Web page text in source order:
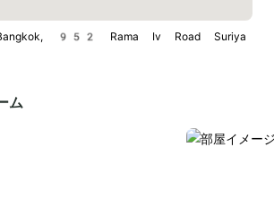
952 Rama Iv Road Suriya
ム